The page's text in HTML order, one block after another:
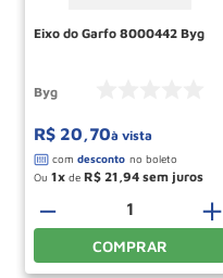
Eixo do Garfo 8000442 Byg
Byg
R$ 20,70à vista
Ou 1 de R$ 21,94
＋
－
COMPRAR